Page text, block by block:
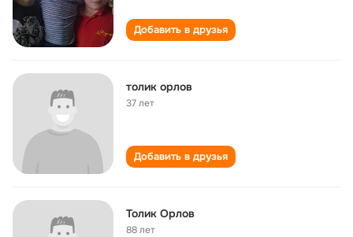
Добавить в друзья
толик орлов
37 лет
Добавить в друзья
Толик Орлов
88 лет